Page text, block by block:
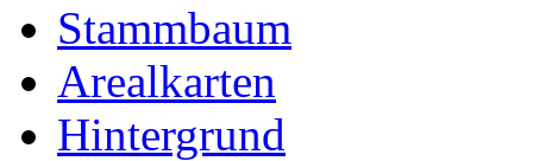
Stammbaum
Arealkarten
Hintergrund